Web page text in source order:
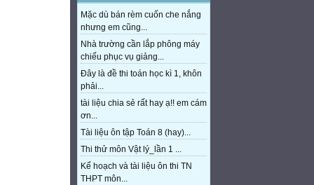
Mặc dù bán rèm cuốn che nắng
nhưng em cũng...
Nhà trường cần lắp phông máy
chiếu phục vụ giảng...
Đây là đề thi toán học kì 1, khôn
phải...
tài liệu chia sẻ rất hay ạ!! em cám
ơn...
Tài liệu ôn tập Toán 8 (hay)...
Thi thử môn Vật lý_lần 1 ...
Kế hoạch và tài liệu ôn thi TN
THPT môn...